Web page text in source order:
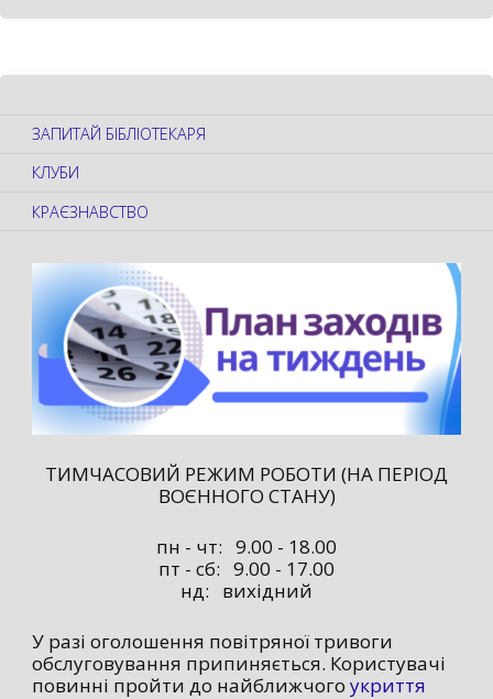
ЗАПИТАЙ БІБЛІОТЕКАРЯ
КЛУБИ
КРАЄЗНАВСТВО
ТИМЧАСОВИЙ РЕЖИМ РОБОТИ (НА ПЕРІОД
ВОЄННОГО СТАНУ)
пн - чт: 9.00 - 18.00
пт - сб: 9.00 - 17.00
нд: вихідний
У разі оголошення повітряної тривоги
обслуговування припиняється. Користувачі
повинні пройти до найближчого укриття